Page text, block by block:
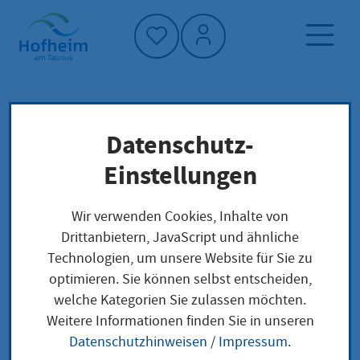
Startseite"
Neuigkeiten und Ausschreibungen
Sportlerheim Diedenbergen: Übergabe nach
Sanierung
Sportlerheim
Datenschutz-
Einstellungen
Wir verwenden Cookies, Inhalte von
Drittanbietern, JavaScript und ähnliche
Technologien, um unsere Website für Sie zu
optimieren. Sie können selbst entscheiden,
welche Kategorien Sie zulassen möchten.
Weitere Informationen finden Sie in unseren
Datenschutzhinweisen / Impressum.